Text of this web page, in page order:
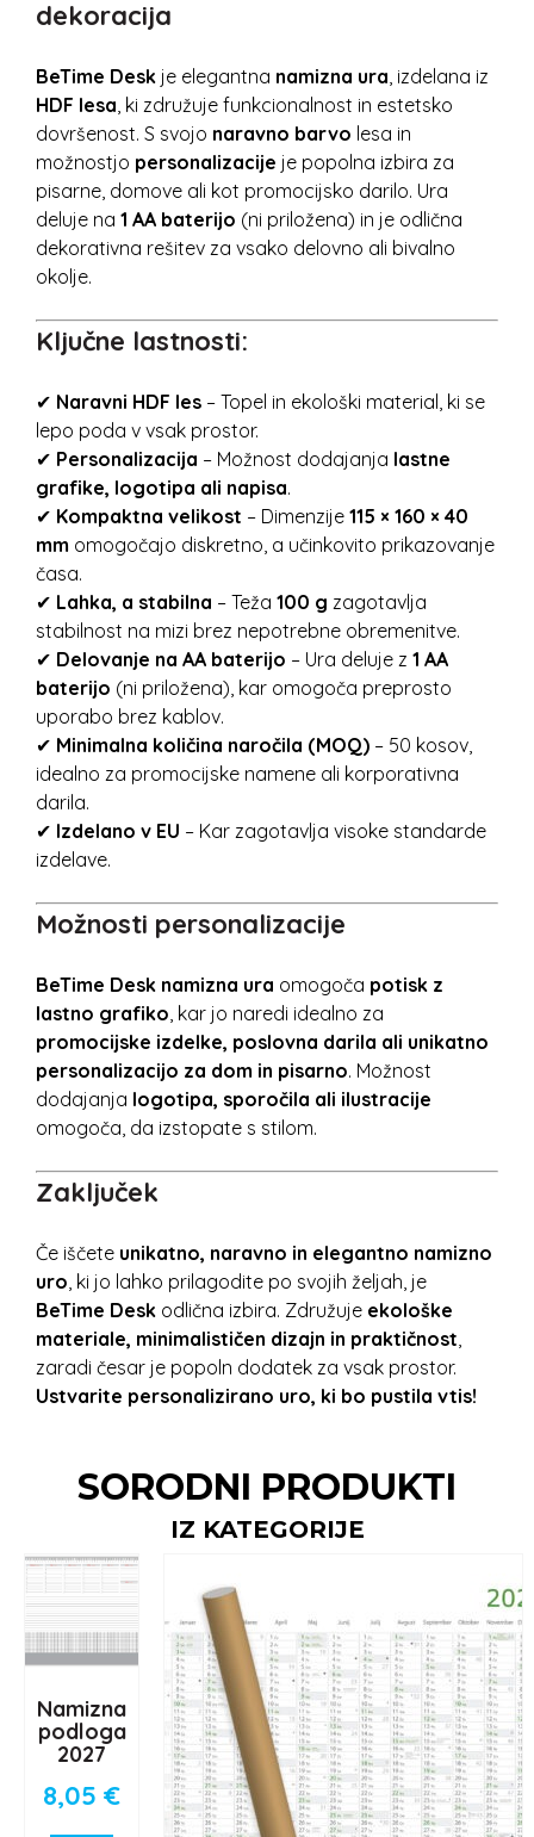
dekoracija
BeTime Desk je elegantna namizna ura, izdelana iz
HDF lesa, ki združuje funkcionalnost in estetsko
dovršenost. S svojo naravno barvo lesa in
možnostjo personalizacije je popolna izbira za
pisarne, domove ali kot promocijsko darilo. Ura
deluje na 1 AA baterijo (ni priložena) in je odlična
dekorativna rešitev za vsako delovno ali bivalno
okolje.
Ključne lastnosti:
✔ Naravni HDF les – Topel in ekološki material, ki se
lepo poda v vsak prostor.
✔ Personalizacija – Možnost dodajanja lastne
grafike, logotipa ali napisa.
✔ Kompaktna velikost – Dimenzije 115 × 160 × 40
mm omogočajo diskretno, a učinkovito prikazovanje
časa.
✔ Lahka, a stabilna – Teža 100 g zagotavlja
stabilnost na mizi brez nepotrebne obremenitve.
✔ Delovanje na AA baterijo – Ura deluje z 1 AA
baterijo (ni priložena), kar omogoča preprosto
uporabo brez kablov.
✔ Minimalna količina naročila (MOQ) – 50 kosov,
idealno za promocijske namene ali korporativna
darila.
✔ Izdelano v EU – Kar zagotavlja visoke standarde
izdelave.
Možnosti personalizacije
BeTime Desk namizna ura omogoča potisk z
lastno grafiko, kar jo naredi idealno za
promocijske izdelke, poslovna darila ali unikatno
personalizacijo za dom in pisarno. Možnost
dodajanja logotipa, sporočila ali ilustracije
omogoča, da izstopate s stilom.
Zaključek
Če iščete unikatno, naravno in elegantno namizno
uro, ki jo lahko prilagodite po svojih željah, je
BeTime Desk odlična izbira. Združuje ekološke
materiale, minimalističen dizajn in praktičnost,
zaradi česar je popoln dodatek za vsak prostor.
Ustvarite personalizirano uro, ki bo pustila vtis!
SORODNI PRODUKTI
IZ KATEGORIJE
Namizna
podloga
2027
8,05 €